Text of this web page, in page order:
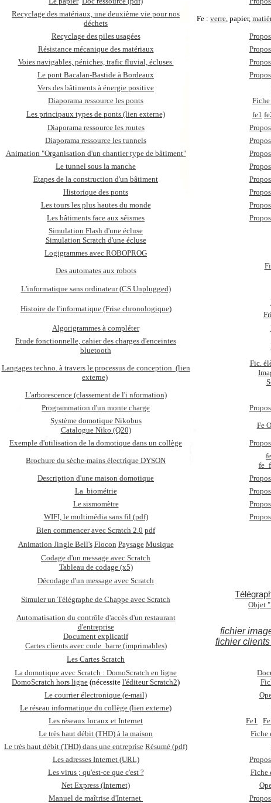
Recyclage des matériaux, une deuxième vie pour nos
déchets
Fe : verre, papier,
Recyclage des piles usagées
Résistance mécanique des matériaux
Voies navigables, péniches, trafic fluvial, écluses
Le pont Bacalan-Bastide à Bordeaux
Vers des bâtiments à énergie positive
Diaporama ressource les ponts
Les principaux types de ponts (lien externe) fe1
Diaporama ressource les routes
Diaporama ressource les tunnels
Animation "Organisation d'un chantier type de bâtiment"
Le tunnel sous la manche
Etapes de la construction d'un bâtiment
Historique des ponts
Les tours les plus hautes du monde
Les bâtiments face aux séismes
Simulation Flash d'une écluse
Simulation Scratch d'une écluse
Logigrammes avec ROBOPROG
Des automates aux robots
L'informatique sans ordinateur (CS Unplugged)
Histoire de l'informatique (Frise chronologique)
Algorigrammes à compléter
Etude fonctionnelle, cahier des charges d'enceintes
bluetooth
Langages techno. à travers le processus de conception (lien
externe)
Fic.
L'arborescence (classement de l'i nformation)
Programmation d'un monte charge
Système domotique Nikobus
Catalogue Niko (Q20)
Fe
Exemple d'utilisation de la domotique dans un collège
Brochure du sèche-mains électrique DYSON
Description d'une maison domotique
La biométrie
Le sismomètre
WIFI, le multimédia sans fil (pdf)
Bien commencer avec Scratch 2.0 pdf
Animation Jingle Bell's Flocon Paysage Musique
Codage d'un message avec Scratch
Tableau de codage (x5)
Décodage d'un message avec Scratch
Simuler un Télégraphe de Chappe avec Scratch
Objet
Automatisation du contrôle d'accès d'un restaurant
d'entreprise
Document explicatif
Cartes clients avec code_barre (imprimables)
fichier
fichier
Les Cartes Scratch
La domotique avec Scratch : DomoScratch en ligne
DomoScratch hors ligne (nécessite l'éditeur Scratch2)
Le courrier électronique (e-mail)
Le réseau informatique du collège (lien externe)
Les réseaux locaux et Internet Fe1
Le très haut débit (THD) à la maison Fiche
Le très haut débit (THD) dans une entreprise Résumé (pdf)
Les adresses Internet (URL)
Les virus ; qu'est-ce que c'est ? Fiche
Net Express (Internet)
Manuel de maîtrise d'Internet